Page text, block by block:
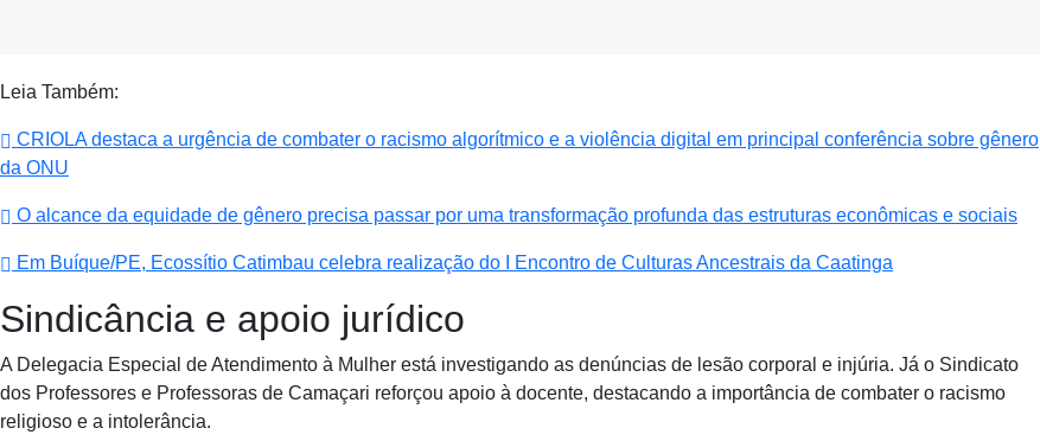
Leia Também:
CRIOLA destaca a urgência de combater o racismo algorítmico e a violência digital em principal conferência sobre gênero
da ONU
O alcance da equidade de gênero precisa passar por uma transformação profunda das estruturas econômicas e sociais
Em Buíque/PE, Ecossítio Catimbau celebra realização do I Encontro de Culturas Ancestrais da Caatinga
Sindicância e apoio jurídico
A Delegacia Especial de Atendimento à Mulher está investigando as denúncias de lesão corporal e injúria. Já o Sindicato
dos Professores e Professoras de Camaçari reforçou apoio à docente, destacando a importância de combater o racismo
religioso e a intolerância.